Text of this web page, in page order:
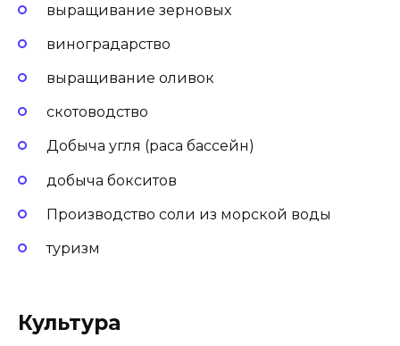
выращивание зерновых
виноградарство
выращивание оливок
скотоводство
Добыча угля (раса бассейн)
добыча бокситов
Производство соли из морской воды
туризм
Культура